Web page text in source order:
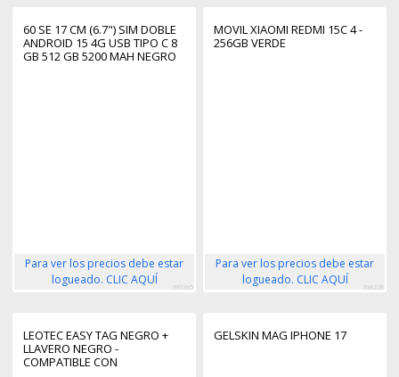
60 SE 17 CM (6.7") SIM DOBLE
ANDROID 15 4G USB TIPO C 8
GB 512 GB 5200 MAH NEGRO
Para ver los precios debe estar
logueado. CLIC AQUÍ
395395
MOVIL XIAOMI REDMI 15C 4 -
256GB VERDE
Para ver los precios debe estar
logueado. CLIC AQUÍ
398228
LEOTEC EASY TAG NEGRO +
LLAVERO NEGRO -
COMPATIBLE CON
GELSKIN MAG IPHONE 17